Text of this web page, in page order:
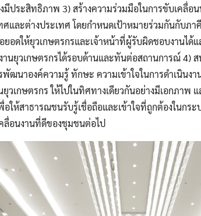
มีประสิทธิภาพ 3) สร้างความร่วมมือในการขับเคลื่
และต่างประเทศ โดยกำหนดเป้าหมายร่วมกันกับภา
อดให้ยุวเกษตรกรและเจ้าหน้าที่ผู้รับผิดชอบงานได้
นยุวเกษตรกรได้รอบด้านและทันต่อสถานการณ์ 4)
พัฒนาองค์ความรู้ ทักษะ ความเข้าใจในการดำเนินง
วเกษตรกร ให้ไปในทิศทางเดียวกันอย่างมีเอกภา
อให้สาธารณชนรับรู้เชื่อถือและเข้าใจที่ถูกต้องในก
ลื่อนงานที่ดีของชุมชนต่อไป